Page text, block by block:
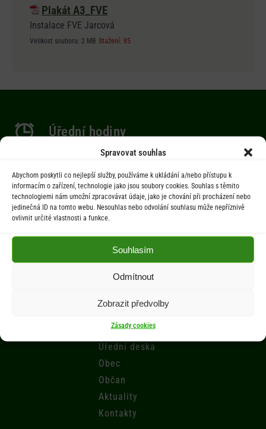
Spravovat souhlas
Abychom poskytli co nejlepší služby, používáme k ukládání a/nebo přístupu k
informacím o zařízení, technologie jako jsou soubory cookies. Souhlas s těmito
technologiemi nám umožní zpracovávat údaje, jako je chování při procházení nebo
jedinečná ID na tomto webu. Nesouhlas nebo odvolání souhlasu může nepříznivě
ovlivnit určité vlastnosti a funkce.
Souhlasím
Odmítnout
Zobrazit předvolby
Zásady cookies
Plakát A3_FVE
Instalace FVE Jarcová
Velikost souboru: 2 MB Stažení: 85
Úřední hodiny
St 9.00-12.00 hod. / 14.00-17.00 hod.
Počasí
Aktuální informace o počasí z meteostanice (Brňov) vzdálené 2km od
obce Jarcová.
Úřad
Úřední deska
Obec
Občan
Aktuality
Kontakty